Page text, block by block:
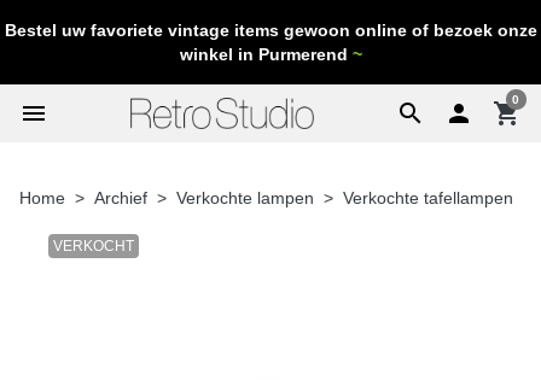
Bestel uw favoriete vintage items gewoon online of bezoek onze
winkel in Purmerend ~
search
menu  shopping_cart
0
Home Archief Verkochte lampen Verkochte tafellampen
VERKOCHT